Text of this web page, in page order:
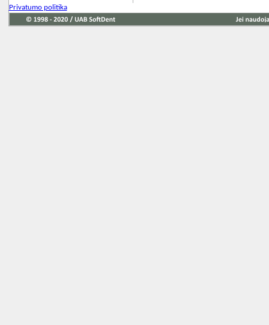
Privatumo politika